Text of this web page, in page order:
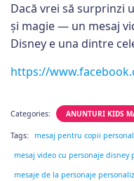
Dacă vrei să surprinzi
și magie — un mesaj
Disney e una dintre
https://
Categories: ANUNTURI KIDS
Tags:
mesaj pentru copii
mesaj video cu personaje disney
mesaje de la personaje